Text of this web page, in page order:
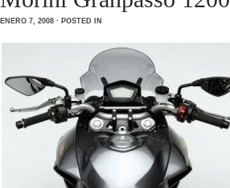
ENERO 7, 2008 · POSTED IN